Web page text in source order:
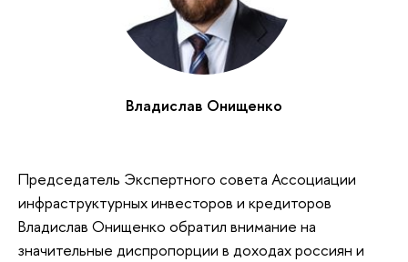
Владислав Онищенко
Председатель Экспертного совета Ассоциации
инфраструктурных инвесторов и кредиторов
Владислав Онищенко обратил внимание на
значительные диспропорции в доходах россиян и